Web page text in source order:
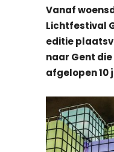
Vanaf
Lichtfestival
editie
naar Gent
afgelopen 10